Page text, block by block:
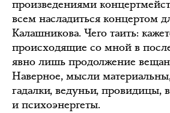
произведениями
всем насладиться концертом
Калашникова. Чего таить:
происходящие со мной в
явно лишь продолжение
Наверное, мысли материальны,
гадалки, ведуньи, провидицы,
и психоэнергеты.